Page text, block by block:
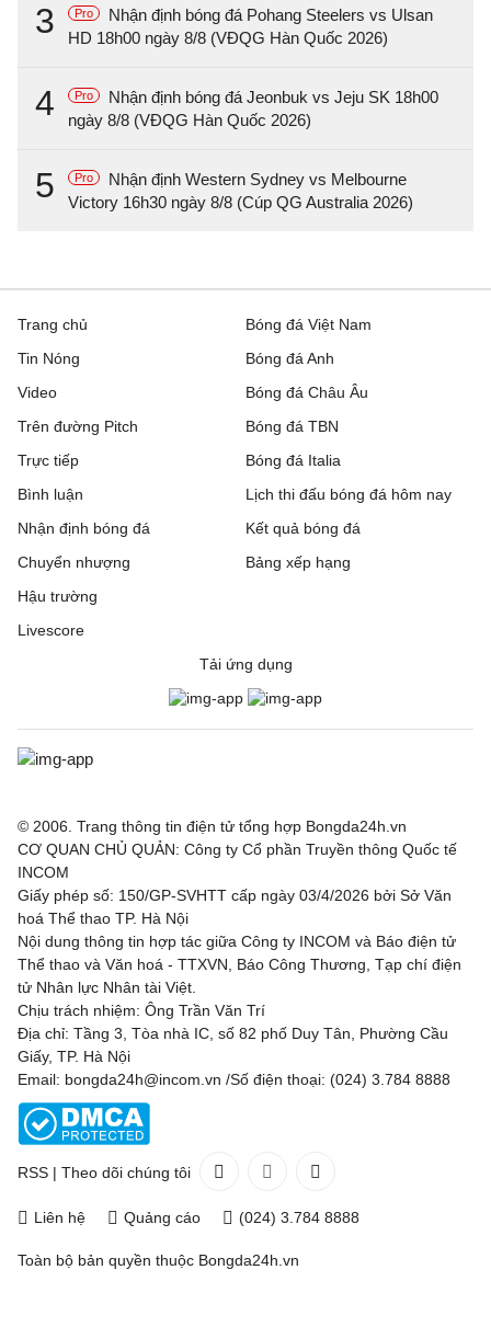
3 Pro
Nhận định bóng đá Pohang Steelers vs Ulsan
HD 18h00 ngày 8/8 (VĐQG Hàn Quốc 2026)
4 Pro
Nhận định bóng đá Jeonbuk vs Jeju SK 18h00
ngày 8/8 (VĐQG Hàn Quốc 2026)
5 Pro
Nhận định Western Sydney vs Melbourne
Victory 16h30 ngày 8/8 (Cúp QG Australia 2026)
Trang chủ
Tin Nóng
Video
Trên đường Pitch
Trực tiếp
Bóng đá Việt Nam
Bóng đá Anh
Bóng đá Châu Âu
Bóng đá TBN
Bóng đá Italia
Bình luận
Nhận định bóng đá
Chuyển nhượng
Hậu trường
Livescore
Lịch thi đấu bóng đá hôm nay
Kết quả bóng đá
Bảng xếp hạng
Tải ứng dụng
© 2006. Trang thông tin điện tử tổng hợp Bongda24h.vn
CƠ QUAN CHỦ QUẢN: Công ty Cổ phần Truyền thông Quốc tế
INCOM
Giấy phép số: 150/GP-SVHTT cấp ngày 03/4/2026 bởi Sở Văn
hoá Thể thao TP. Hà Nội
Nội dung thông tin hợp tác giữa Công ty INCOM và Báo điện tử
Thể thao và Văn hoá - TTXVN, Báo Công Thương, Tạp chí điện
tử Nhân lực Nhân tài Việt.
Chịu trách nhiệm: Ông Trần Văn Trí
Địa chỉ: Tầng 3, Tòa nhà IC, số 82 phố Duy Tân, Phường Cầu
Giấy, TP. Hà Nội
Email: bongda24h@incom.vn /Số điện thoại: (024) 3.784 8888
RSS | Theo dõi chúng tôi
Liên hệ Quảng cáo (024) 3.784 8888
Toàn bộ bản quyền thuộc Bongda24h.vn